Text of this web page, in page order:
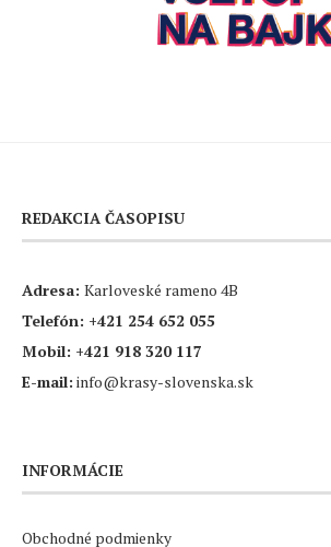
REDAKCIA ČASOPISU
Adresa: Karloveské rameno 4B
Telefón: +421 254 652 055
Mobil: +421 918 320 117
E-mail: info@krasy-slovenska.sk
INFORMÁCIE
Obchodné podmienky